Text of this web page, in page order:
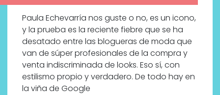
Paula Echevarría nos guste o no, es un icono,
y la prueba es la reciente fiebre que se ha
desatado entre las blogueras de moda que
van de súper profesionales de la compra y
venta indiscriminada de looks. Eso sí, con
estilismo propio y verdadero. De todo hay en
la viña de Google